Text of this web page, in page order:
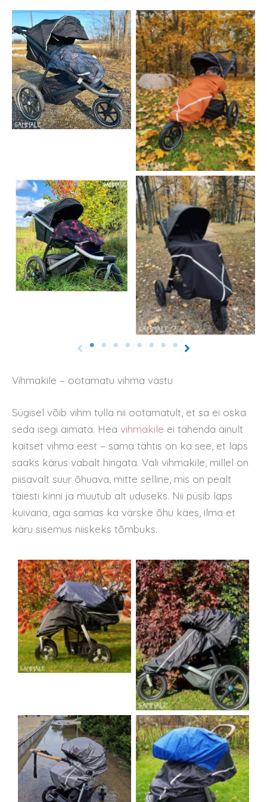
Vihmakile – ootamatu vihma vastu
Sügisel võib vihm tulla nii ootamatult, et sa ei oska
seda isegi aimata. Hea vihmakile ei tähenda ainult
kaitset vihma eest – sama tähtis on ka see, et laps
saaks kärus vabalt hingata. Vali vihmakile, millel on
piisavalt suur õhuava, mitte selline, mis on pealt
täiesti kinni ja muutub alt uduseks. Nii püsib laps
kuivana, aga samas ka värske õhu käes, ilma et
käru sisemus niiskeks tõmbuks.